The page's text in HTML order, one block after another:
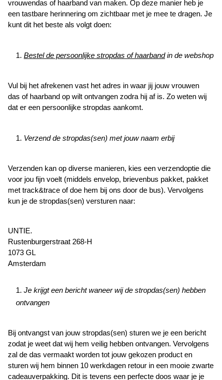
vrouwendas of haarband van maken. Op deze manier heb je
een tastbare herinnering om zichtbaar met je mee te dragen. Je
kunt dit het beste als volgt doen:
Bestel de persoonlijke stropdas of haarbandin de webshop
Vul bij het afrekenen vast het adres in waar jij jouw vrouwen
das of haarband op wilt ontvangen zodra hij af is. Zo weten wij
dat er een persoonlijke stropdas aankomt.
Verzend de stropdas(sen) met jouw naam erbij
Verzenden kan op diverse manieren, kies een verzendoptie die
voor jou fijn voelt (middels envelop, brievenbus pakket, pakket
met track&trace of doe hem bij ons door de bus). Vervolgens
kun je de stropdas(sen) versturen naar:
UNTIE.
Rustenburgerstraat 268-H
1073 GL
Amsterdam
Je krijgt een bericht waneer wij de stropdas(sen) hebben
ontvangen
Bij ontvangst van jouw stropdas(sen) sturen we je een bericht
zodat je weet dat wij hem veilig hebben ontvangen. Vervolgens
zal de das vermaakt worden tot jouw gekozen product en
sturen wij hem binnen 10 werkdagen retour in een mooie zwarte
cadeauverpakking. Dit is tevens een perfecte doos waar je je